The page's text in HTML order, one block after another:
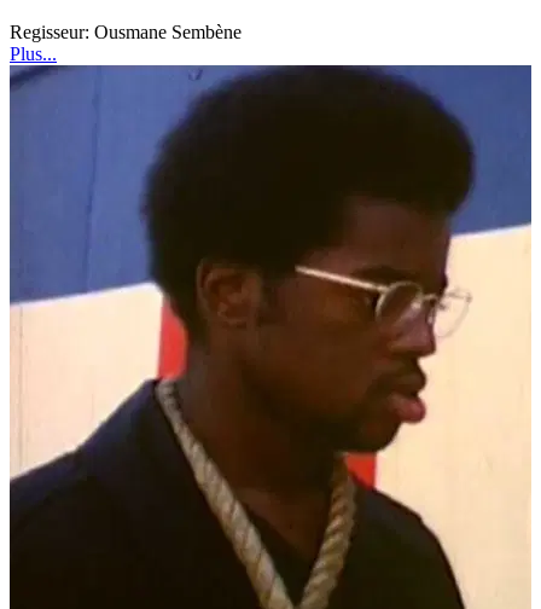
Regisseur: Ousmane Sembène
Plus...